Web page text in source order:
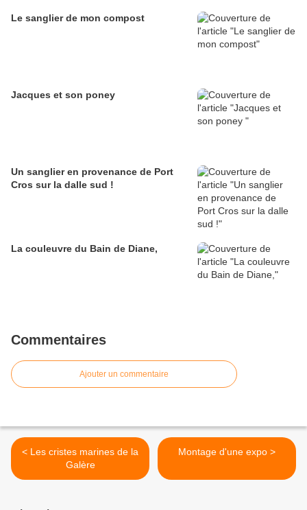
Le sanglier de mon compost
Jacques et son poney
Un sanglier en provenance de Port
Cros sur la dalle sud !
La couleuvre du Bain de Diane,
Commentaires
Ajouter un commentaire
< Les cristes marines de la
Galère
Montage d'une expo >